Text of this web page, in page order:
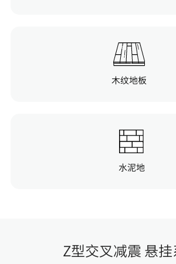
木纹地板
水泥地
Z型交叉减震 悬